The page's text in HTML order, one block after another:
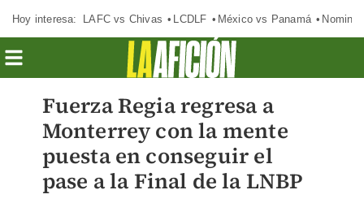
Hoy interesa: LAFC vs Chivas LCDLF México vs Panamá
Fuerza Regia regresa a
Monterrey con la mente
puesta en conseguir el
pase a la Final de la LNBP